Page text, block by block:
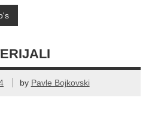
by Pavle Bojkovski